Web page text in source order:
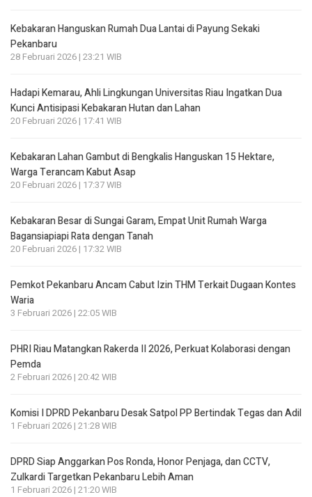
Kebakaran Hanguskan Rumah Dua Lantai di Payung Sekaki
Pekanbaru
28 Februari 2026 | 23:21 WIB
Hadapi Kemarau, Ahli Lingkungan Universitas Riau Ingatkan Dua
Kunci Antisipasi Kebakaran Hutan dan Lahan
20 Februari 2026 | 17:41 WIB
Kebakaran Lahan Gambut di Bengkalis Hanguskan 15 Hektare,
Warga Terancam Kabut Asap
20 Februari 2026 | 17:37 WIB
Kebakaran Besar di Sungai Garam, Empat Unit Rumah Warga
Bagansiapiapi Rata dengan Tanah
20 Februari 2026 | 17:32 WIB
Pemkot Pekanbaru Ancam Cabut Izin THM Terkait Dugaan Kontes
Waria
3 Februari 2026 | 22:05 WIB
PHRI Riau Matangkan Rakerda II 2026, Perkuat Kolaborasi dengan
Pemda
2 Februari 2026 | 20:42 WIB
Komisi I DPRD Pekanbaru Desak Satpol PP Bertindak Tegas dan Adil
1 Februari 2026 | 21:28 WIB
DPRD Siap Anggarkan Pos Ronda, Honor Penjaga, dan CCTV,
Zulkardi Targetkan Pekanbaru Lebih Aman
1 Februari 2026 | 21:20 WIB